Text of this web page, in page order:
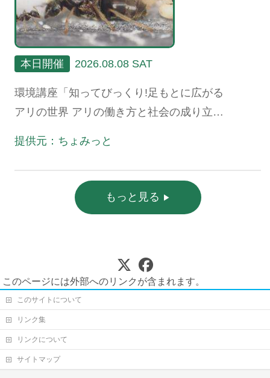
本日開催 2026.08.08 SAT
環境講座「知ってびっくり!足もとに広がる
アリの世界 アリの働き方と社会の成り立
提供元：ちょみっと
もっと見る
このページには外部へのリンクが含まれます。
このサイトについて
リンク集
リンクについて
サイトマップ